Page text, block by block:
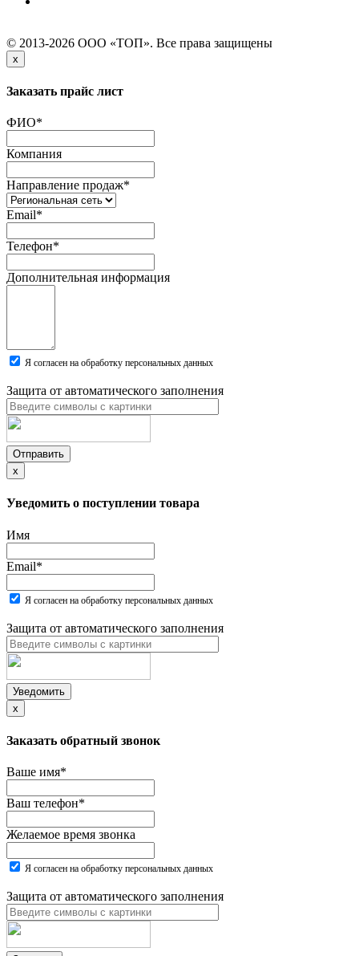
© 2013-2026 ООО «ТОП». Все права защищены
x
Заказать прайс лист
ФИО*
Компания
Направление продаж*
Email*
Телефон*
Дополнительная информация
Я согласен на обработку персональных данных
Защита от автоматического заполнения
Отправить
x
Уведомить о поступлении товара
Имя
Email*
Я согласен на обработку персональных данных
Защита от автоматического заполнения
Уведомить
x
Заказать обратный звонок
Ваше имя*
Ваш телефон*
Желаемое время звонка
Я согласен на обработку персональных данных
Защита от автоматического заполнения